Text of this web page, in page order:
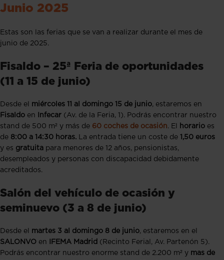
Junio 2025
Estas son las ferias que se van a realizar durante el mes de
junio de 2025.
Fisaldo – 25ª Feria de oportunidades
(11 a 15 de junio)
Desde el miércoles 11 al domingo 15 de junio, estaremos en
Fisaldo en Infecar (Av. de la Feria, 1). Podrás encontrar nuestro
stand de 500 m² y más de 60 coches de ocasión. El horario es
de 8:00 a 14:30 horas. La entrada tiene un coste de 1,50 euros
y es gratuita para menores de 12 años, pensionistas,
desempleados y personas con discapacidad debidamente
acreditados.
Salón del vehículo de ocasión y
seminuevo (3 a 8 de junio)
Desde el martes 3 al domingo 8 de junio, estaremos en el
SALONVO en IFEMA Madrid (Recinto Ferial, Av. Partenón 5).
Podrás encontrar nuestro enorme stand de 2.200 m² y mas de